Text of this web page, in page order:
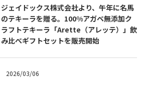
プライバシーポリシー サイトマップ
ジェイドックス株式会社より、午年に名馬
のテキーラを贈る。100%アガベ無添加ク
ラフトテキーラ「Arette（アレッテ）」飲
み比べギフトセットを販売開始
2026/03/06